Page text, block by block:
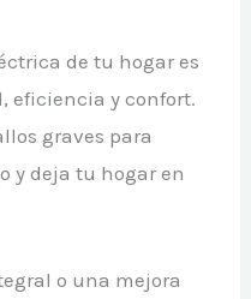
de tu hogar es
eficiencia y confort.
graves para
y deja tu hogar en
o una mejora